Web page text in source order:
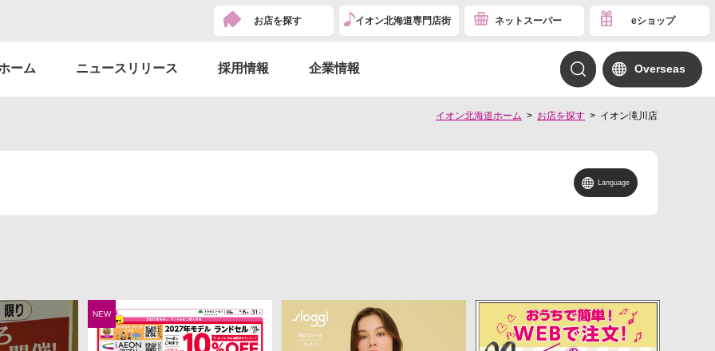
お店を探す イオン北海道専門店街 ネットスーパー eショップ
ーム ニュースリリース 採用情報 企業情報 Overseas
イオン北海道ホーム お店を探す イオン滝川店
Language
NEW